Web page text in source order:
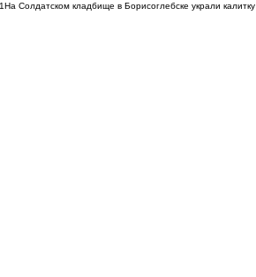
На Солдатском кладбище в Борисоглебске украли калитку